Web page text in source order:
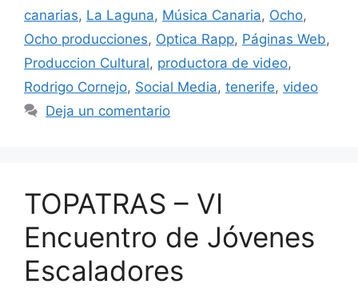
canarias, La Laguna, Música Canaria, Ocho,
Ocho producciones, Optica Rapp, Páginas Web,
Produccion Cultural, productora de video,
Rodrigo Cornejo, Social Media, tenerife, video
Deja un comentario
TOPATRAS – VI
Encuentro de Jóvenes
Escaladores